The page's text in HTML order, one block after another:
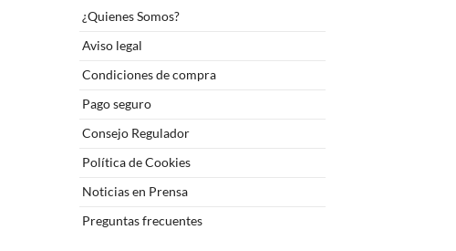
¿Quienes Somos?
Aviso legal
Condiciones de compra
Pago seguro
Consejo Regulador
Política de Cookies
Noticias en Prensa
Preguntas frecuentes